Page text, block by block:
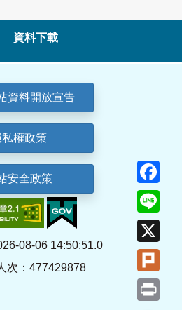
資料下載
資料開放宣告
私權政策
安全政策
08-06 14:50:51.0
次：477429878